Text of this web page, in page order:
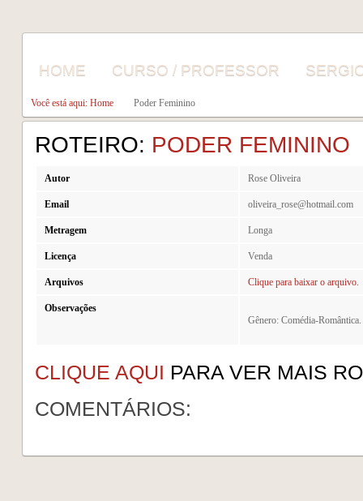
HOME CURSO / PROFESSOR
Você está aqui: Home Poder Feminino
ROTEIRO: PODER FEMININO
Autor Rose Oliveira
Email oliveira_rose@hotmail.com
Metragem Longa
Licença Venda
Arquivos Clique para baixar o arquivo.
Observações
Gênero: Comédia-Romântica.
CLIQUE AQUI PARA VER MAIS
COMENTÁRIOS: